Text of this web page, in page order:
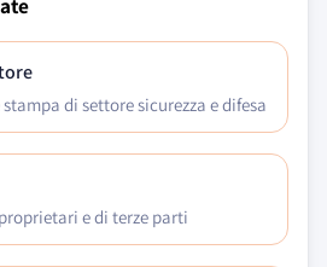
di settore sicurezza e difesa
e di terze parti